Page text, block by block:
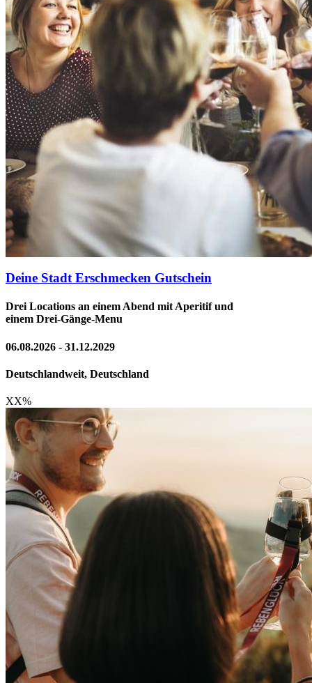
Deine Stadt Erschmecken Gutschein
Drei Locations an einem Abend mit Aperitif und
einem Drei-Gänge-Menu
06.08.2026 - 31.12.2029
Deutschlandweit, Deutschland
XX%